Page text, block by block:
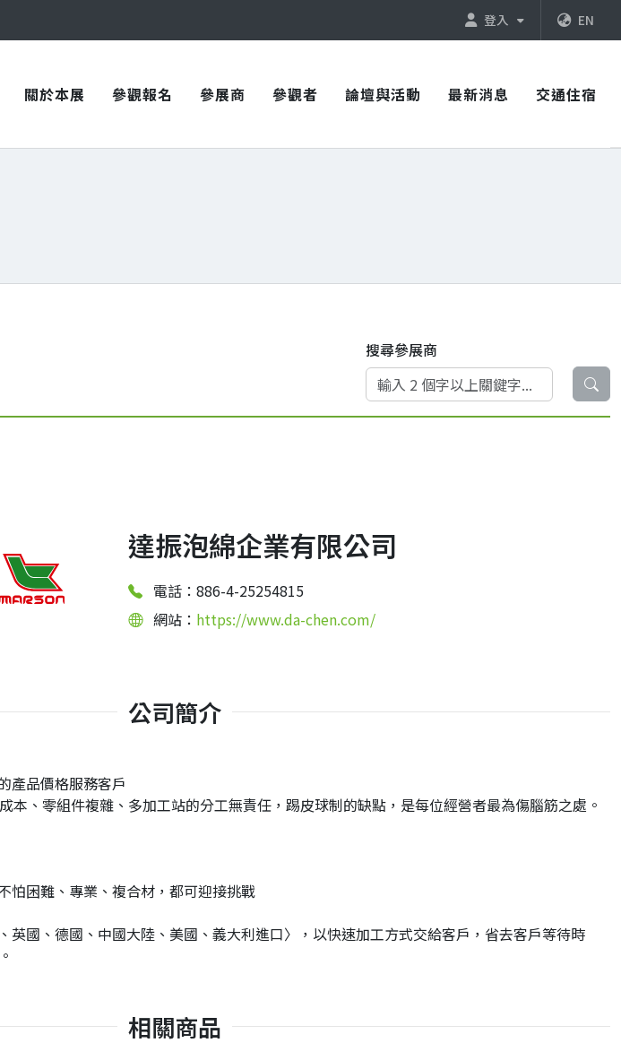
登入 EN
關於本展 參觀報名 參展商 參觀者 論壇與活動 最新消息 交通住宿
搜尋參展商
達振泡綿企業有限公司
電話：886-4-25254815
網站： https://www.da-chen.com/
公司簡介
產品價格服務客戶
本、零組件複雜、多加工站的分工無責任，踢皮球制的缺點，是每位經營者最為傷腦筋之處。
怕困難、專業、複合材，都可迎接挑戰
英國、德國、中國大陸、美國、義大利進口〉，以快速加工方式交給客戶，省去客戶等待時
相關商品